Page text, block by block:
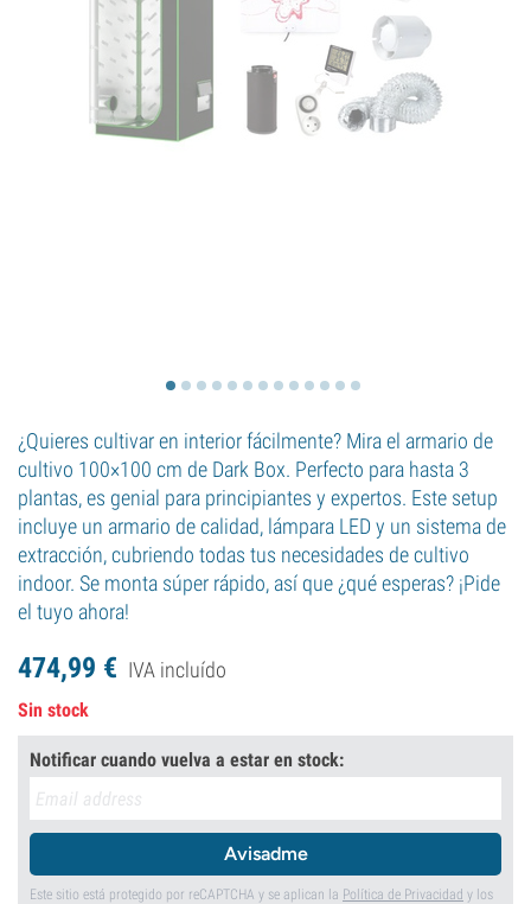
¿Quieres cultivar en interior fácilmente? Mira el armario de
cultivo 100×100 cm de Dark Box. Perfecto para hasta 3
plantas, es genial para principiantes y expertos. Este setup
incluye un armario de calidad, lámpara LED y un sistema de
extracción, cubriendo todas tus necesidades de cultivo
indoor. Se monta súper rápido, así que ¿qué esperas? ¡Pide
el tuyo ahora!
474,99 € IVA incluído
Sin stock
Notificar cuando vuelva a estar en stock:
Avisadme
Este sitio está protegido por reCAPTCHA y se aplican la Política de Privacidad y los